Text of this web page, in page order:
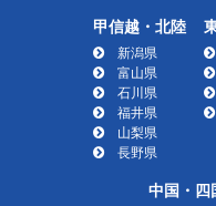
甲信越・北陸
新潟県
富山県
石川県
福井県
山梨県
長野県
中国・四